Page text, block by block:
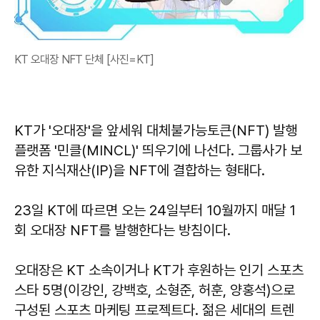
KT 오대장 NFT 단체 [사진=KT]
KT가 '오대장'을 앞세워 대체불가능토큰(NFT) 발행
플랫폼 '민클(MINCL)' 띄우기에 나선다. 그룹사가 보
유한 지식재산(IP)을 NFT에 결합하는 형태다.
23일 KT에 따르면 오는 24일부터 10월까지 매달 1
회 오대장 NFT를 발행한다는 방침이다.
오대장은 KT 소속이거나 KT가 후원하는 인기 스포츠
스타 5명(이강인, 강백호, 소형준, 허훈, 양홍석)으로
구성된 스포츠 마케팅 프로젝트다. 젊은 세대의 트렌